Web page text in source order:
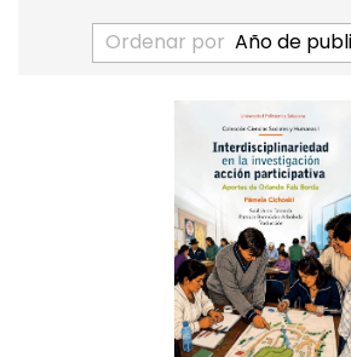
Ordenar por